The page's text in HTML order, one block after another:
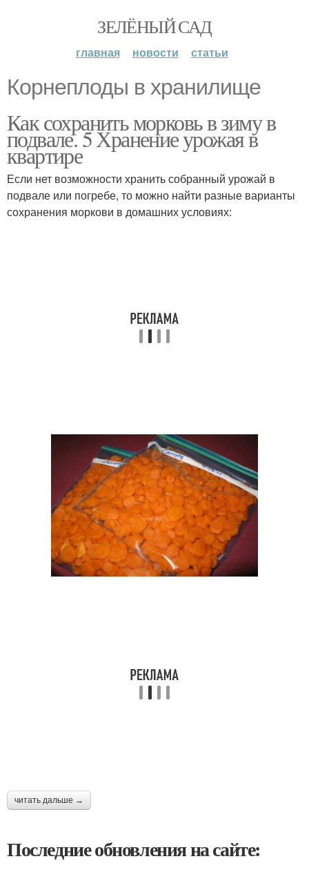
ЗЕЛЁНЫЙ САД
главная новости статьи
Корнеплоды в хранилище
Как сохранить морковь в зиму в
подвале. 5 Хранение урожая в
квартире
Если нет возможности хранить собранный урожай в
подвале или погребе, то можно найти разные варианты
сохранения моркови в домашних условиях:
читать дальше →
Последние обновления на сайте: